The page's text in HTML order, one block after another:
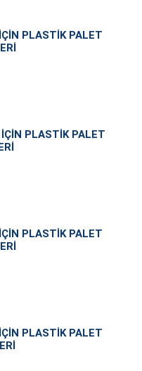
PLASTIK PALET
PLASTIK PALET
PLASTIK PALET
PLASTIK PALET